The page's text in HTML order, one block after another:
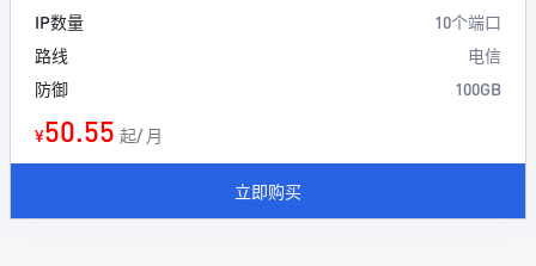
IP数量
10个端口
路线
电信
防御
100GB
¥50.55 起/ 月
立即购买